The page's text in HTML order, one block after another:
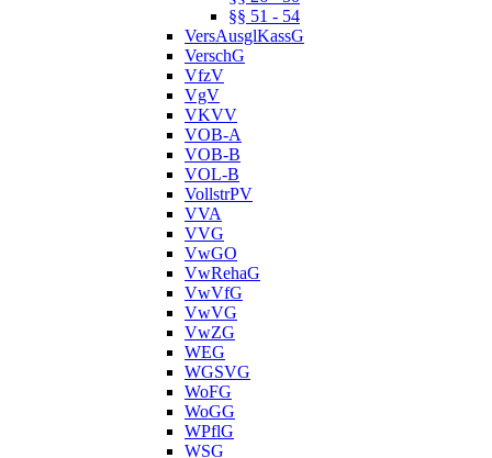
§§ 51 - 54
VersAusglKassG
VerschG
VfzV
VgV
VKVV
VOB-A
VOB-B
VOL-B
VollstrPV
VVA
VVG
VwGO
VwRehaG
VwVfG
VwVG
VwZG
WEG
WGSVG
WoFG
WoGG
WPflG
WSG